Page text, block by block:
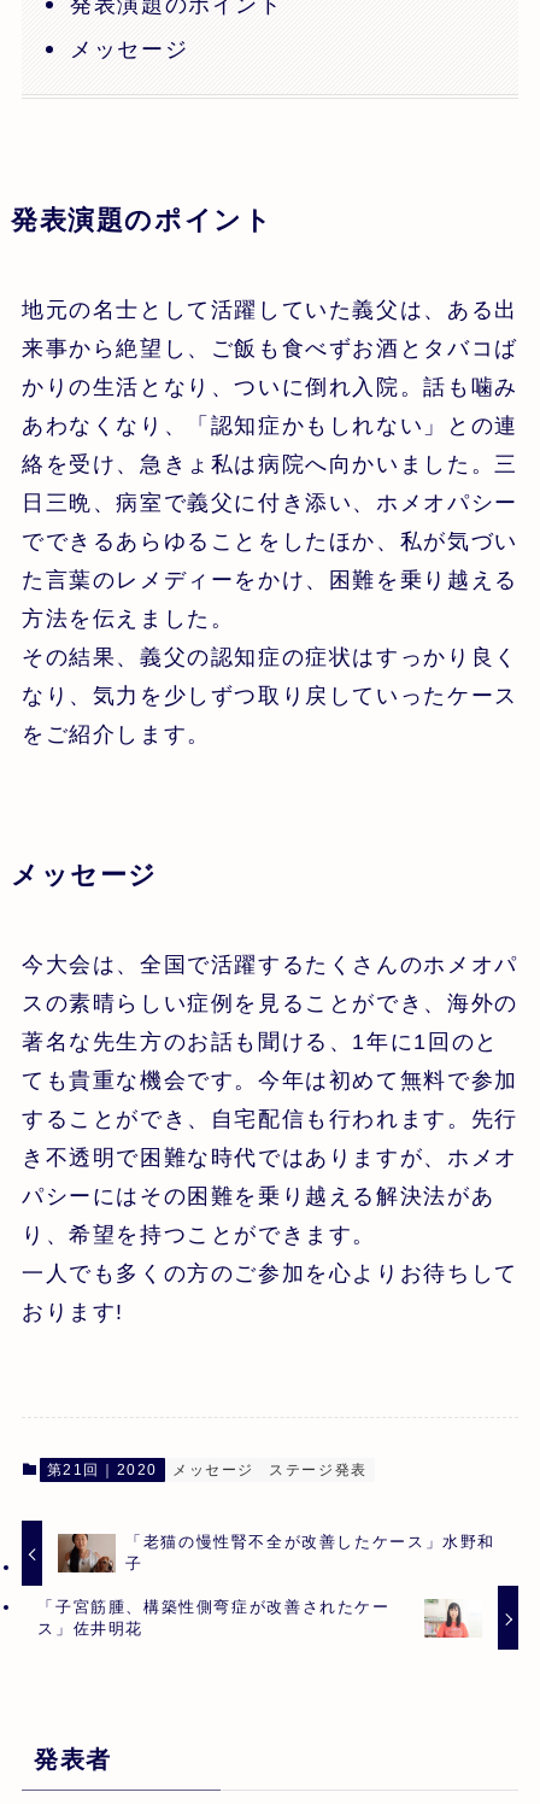
発表演題のポイント
メッセージ
発表演題のポイント
地元の名士として活躍していた義父は、ある出
来事から絶望し、ご飯も食べずお酒とタバコば
かりの生活となり、ついに倒れ入院。話も噛み
あわなくなり、「認知症かもしれない」との連
絡を受け、急きょ私は病院へ向かいました。三
日三晩、病室で義父に付き添い、ホメオパシー
でできるあらゆることをしたほか、私が気づい
た言葉のレメディーをかけ、困難を乗り越える
方法を伝えました。
その結果、義父の認知症の症状はすっかり良く
なり、気力を少しずつ取り戻していったケース
をご紹介します。
メッセージ
今大会は、全国で活躍するたくさんのホメオパ
スの素晴らしい症例を見ることができ、海外の
著名な先生方のお話も聞ける、1年に1回のと
ても貴重な機会です。今年は初めて無料で参加
することができ、自宅配信も行われます。先行
き不透明で困難な時代ではありますが、ホメオ
パシーにはその困難を乗り越える解決法があ
り、希望を持つことができます。
一人でも多くの方のご参加を心よりお待ちして
おります!
第21回｜2020 メッセージ ステージ発表
「老猫の慢性腎不全が改善したケース」水野和
子
「子宮筋腫、構築性側弯症が改善されたケー
ス」佐井明花
発表者